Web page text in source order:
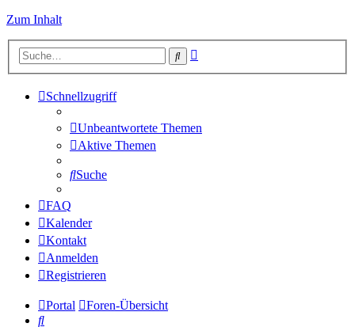
Zum Inhalt
Suche
Schnellzugriff
Unbeantwortete Themen
Aktive Themen
Suche
FAQ
Kalender
Kontakt
Anmelden
Registrieren
Portal
Foren-Übersicht
Suche